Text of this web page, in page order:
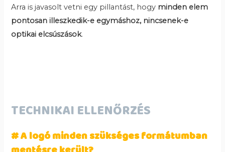
Arra is javasolt vetni egy pillantást, hogy minden elem
pontosan illeszkedik-e egymáshoz, nincsenek-e
optikai elcsúszások.
TECHNIKAI ELLENŐRZÉS
# A logó minden szükséges formátumban